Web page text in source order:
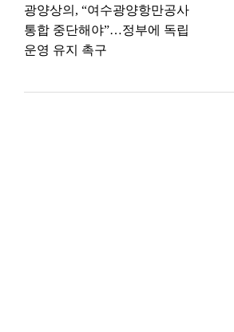
광양상의, “여수광양항만공사
통합 중단해야”…정부에 독립
운영 유지 촉구